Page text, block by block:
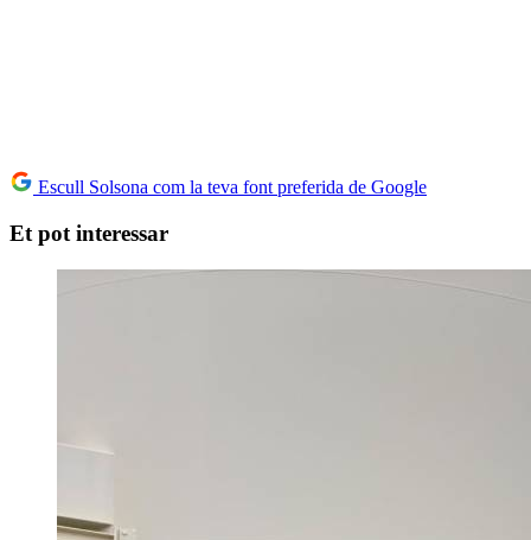
Escull Solsona com la teva font preferida de Google
Et pot interessar